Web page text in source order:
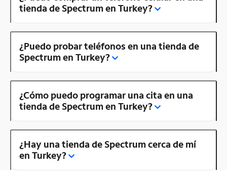
tienda de Spectrum en Turkey?
¿Puedo probar teléfonos en una tienda de
Spectrum en Turkey?
¿Cómo puedo programar una cita en una
tienda de Spectrum en Turkey?
¿Hay una tienda de Spectrum cerca de mí
en Turkey?